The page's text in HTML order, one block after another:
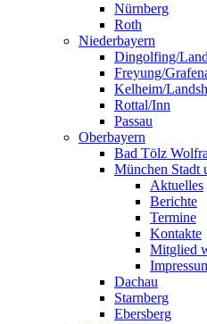
Nürnberg
Roth
Niederbayern
Dingolfing/
Freyung/
Kelheim/
Rottal/Inn
Passau
Oberbayern
Bad Tölz
München Stadt
Aktuelles
Berichte
Termine
Kontakte
Mitglied
Dachau
Starnberg
Ebersberg